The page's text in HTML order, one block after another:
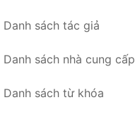
Danh sách tác giả
Danh sách nhà cung cấp
Danh sách từ khóa